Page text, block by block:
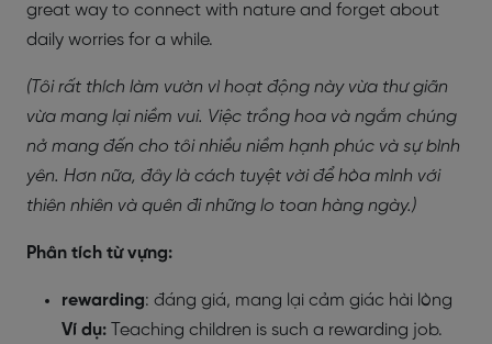
great way to connect with nature and forget about
daily worries for a while.
(Tôi rất thích làm vườn vì hoạt động này vừa thư giãn
vừa mang lại niềm vui. Việc trồng hoa và ngắm chúng
nở mang đến cho tôi nhiều niềm hạnh phúc và sự bình
yên. Hơn nữa, đây là cách tuyệt vời để hòa mình với
thiên nhiên và quên đi những lo toan hàng ngày.)
Phân tích từ vựng:
rewarding: đáng giá, mang lại cảm giác hài lòng
Ví dụ: Teaching children is such a rewarding job.